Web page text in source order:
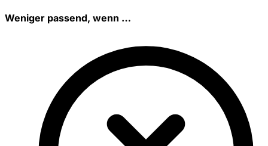
Weniger passend, wenn …